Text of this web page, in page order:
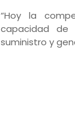
“Hoy la
capacidad de
suministro y